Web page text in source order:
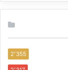
2٬355